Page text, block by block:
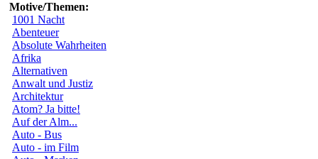
Motive/Themen:
1001 Nacht
Abenteuer
Absolute Wahrheiten
Afrika
Alternativen
Anwalt und Justiz
Architektur
Atom? Ja bitte!
Auf der Alm...
Auto - Bus
Auto - im Film